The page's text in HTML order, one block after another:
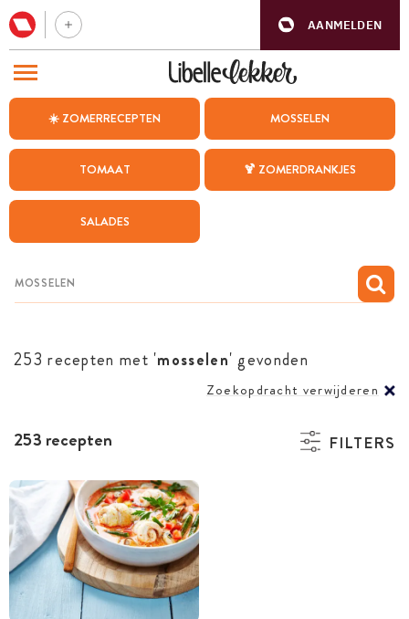
AANMELDEN
☀️ ZOMERRECEPTEN MOSSELEN
TOMAAT 🍹 ZOMERDRANKJES
SALADES
253 recepten met 'mosselen' gevonden
Zoekopdracht verwijderen
253 recepten FILTERS
BEZOEK ONZE ANDERE WEBSITES
WEEKMENU
CHAT MET MAIA
MIJN BEWAARDE RECEPTEN